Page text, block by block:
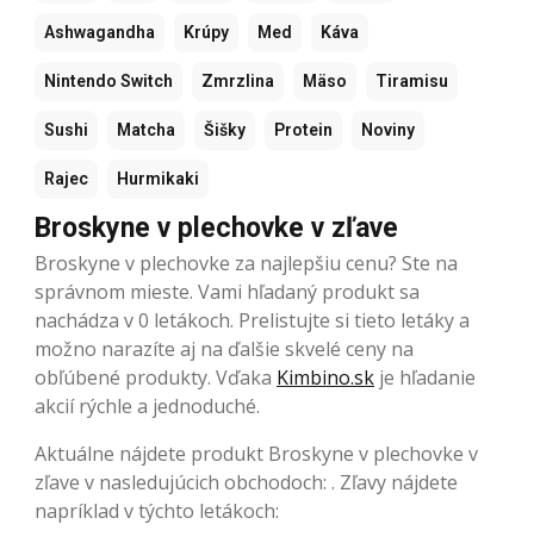
Ashwagandha Krúpy Med Káva
Nintendo Switch Zmrzlina Mäso Tiramisu
Sushi Matcha Šišky Protein Noviny
Rajec Hurmikaki
Broskyne v plechovke v zľave
Broskyne v plechovke za najlepšiu cenu? Ste na
správnom mieste. Vami hľadaný produkt sa
nachádza v 0 letákoch. Prelistujte si tieto letáky a
možno narazíte aj na ďalšie skvelé ceny na
obľúbené produkty. Vďaka Kimbino.sk je hľadanie
akcií rýchle a jednoduché.
Aktuálne nájdete produkt Broskyne v plechovke v
zľave v nasledujúcich obchodoch: . Zľavy nájdete
napríklad v týchto letákoch: